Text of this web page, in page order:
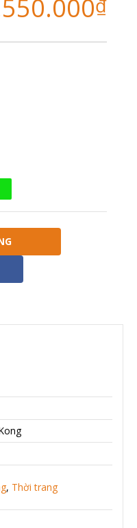
, Thời trang